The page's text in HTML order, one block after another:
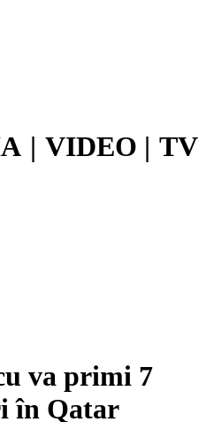
| VIDEO | TV
va primi 7
în Qatar